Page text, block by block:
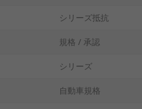
シリーズ抵抗
規格 / 承認
シリーズ
自動車規格